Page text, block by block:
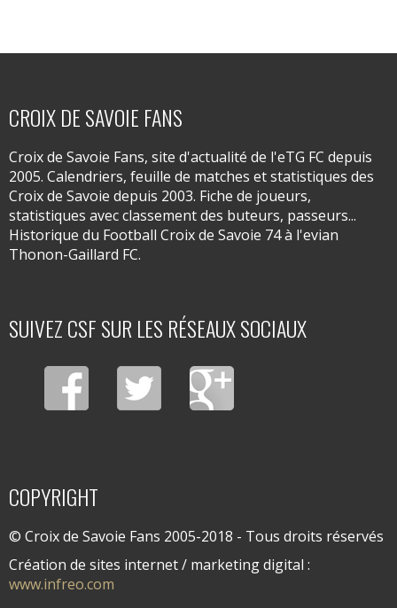
CROIX DE SAVOIE FANS
Croix de Savoie Fans, site d'actualité de l'eTG FC depuis
2005. Calendriers, feuille de matches et statistiques des
Croix de Savoie depuis 2003. Fiche de joueurs,
statistiques avec classement des buteurs, passeurs...
Historique du Football Croix de Savoie 74 à l'evian
Thonon-Gaillard FC.
SUIVEZ CSF SUR LES RÉSEAUX SOCIAUX
COPYRIGHT
© Croix de Savoie Fans 2005-2018 - Tous droits réservés
Création de sites internet / marketing digital :
www.infreo.com